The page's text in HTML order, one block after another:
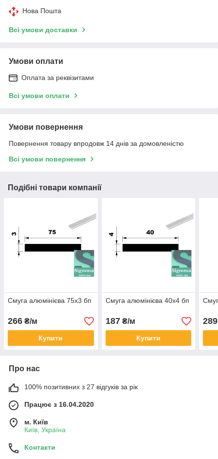
Нова Пошта
Всі умови доставки
Умови оплати
Оплата за реквізитами
Всі умови оплати
Умови повернення
Повернення товару впродовж 14 днів за домовленістю
Всі умови повернення
Подібні товари компанії
Смуга алюмінієва 75х3 бп
266 ₴/м
Купити
Смуга алюмінієва 40х4 бп
187₴/м
Купити
289
Про нас
100% позитивних з 27 відгуків за рік
Працює з 16.04.2020
м. Київ
Київ, Україна
Контакти